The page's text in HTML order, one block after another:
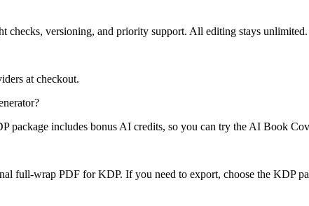
checks, versioning, and priority support. All editing stays unlimited.
at checkout.
package includes bonus AI credits, so you can try the AI Book
full-wrap PDF for KDP. If you need to export, choose the KDP